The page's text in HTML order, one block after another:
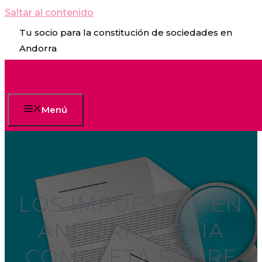
Saltar al contenido
Tu socio para la constitución de sociedades en
Andorra
Menú
LOS IMPUESTOS EN
ANDORRA: GUÍA